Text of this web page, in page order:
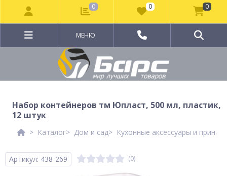
МЕНЮ
Набор контейнеров тм Юпласт, 500 мл, пластик,
12 штук
Каталог Дом и сад Кухонные аксессуары и
Артикул: 438-269 (0)
0 0 0